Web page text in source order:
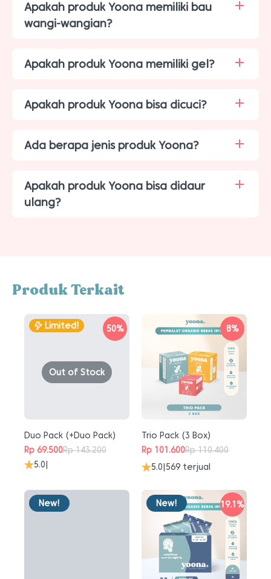
Apakah produk Yoona memiliki bau
wangi-wangian?
Apakah produk Yoona memiliki gel?
Apakah produk Yoona bisa dicuci?
Ada berapa jenis produk Yoona?
Apakah produk Yoona bisa didaur
ulang?
Produk Terkait
Limited!
Out of Stock
50%
Duo Pack (+Duo Pack)
Rp143.200
Harga
aslinya
Rp 143.200.
Rp 69.500
Harga
saat
adalah:
Rp 69.500.
5.0
8%
Trio Pack (3 Box)
Rp110.400
Harga
aslinya
Rp 110.400.
Rp 101.600
Harga
saat
adalah:
Rp 101.600.
5.0 569 terjual
New! New! 19.1%